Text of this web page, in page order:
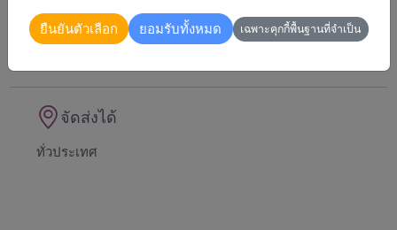
เราจะทำการเปลี่ยนสินค้าที่คล้ายกันที่มีราคาเท่ากัน
หรือมากกว่า
จัดส่งได้
ทั่วประเทศ
ยืนยันตัวเลือก ยอมรับทั้งหมด เฉพาะคุกกี้พื้นฐานที่จำเป็น